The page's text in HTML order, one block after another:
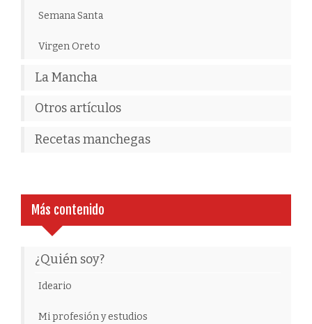
Semana Santa
Virgen Oreto
La Mancha
Otros artículos
Recetas manchegas
Más contenido
¿Quién soy?
Ideario
Mi profesión y estudios